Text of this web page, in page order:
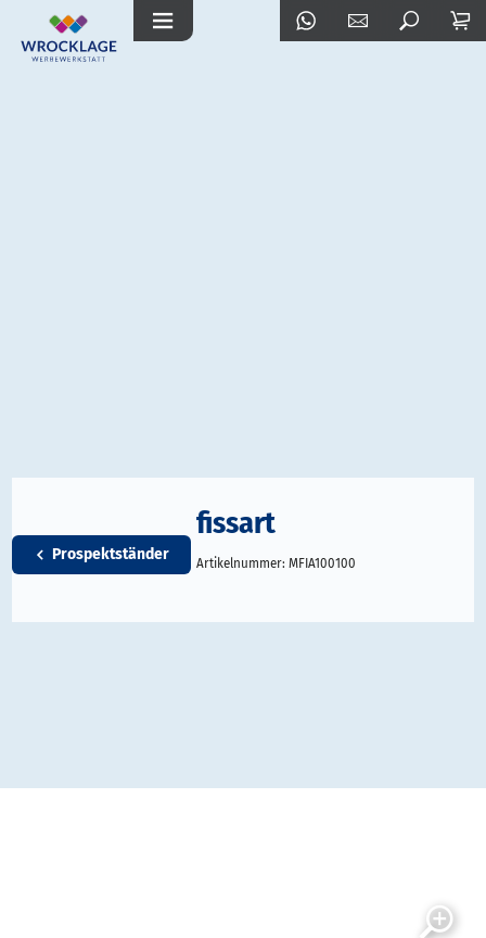
Prospektständer
fissart
Artikelnummer: MFIA100100